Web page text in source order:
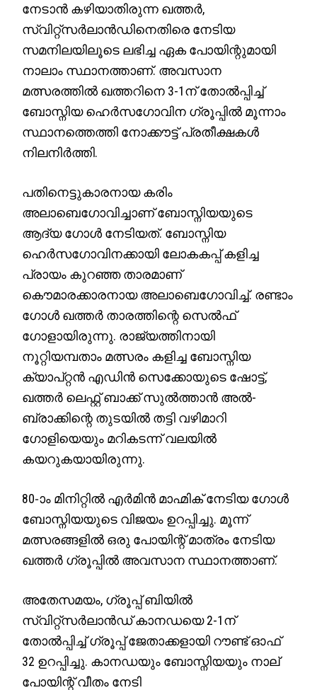
നേടാൻ കഴിയാതിരുന്ന ഖത്തർ,
സ്വിറ്റ്സർലാൻഡിനെതിരെ നേടിയ
സമനിലയിലൂടെ ലഭിച്ച ഏക പോയിന്റുമായി
നാലാം സ്ഥാനത്താണ്. അവസാന
മത്സരത്തിൽ ഖത്തറിനെ 3-1ന് തോൽപ്പിച്ച്
ബോസ്നിയ ഹെർസഗോവിന ഗ്രൂപ്പിൽ മൂന്നാം
സ്ഥാനത്തെത്തി നോക്കൗട്ട് പ്രതീക്ഷകൾ
നിലനിർത്തി.
പതിനെട്ടുകാരനായ കരിം
അലാബെഗോവിച്ചാണ് ബോസ്നിയയുടെ
ആദ്യ ഗോൾ നേടിയത്. ബോസ്നിയ
ഹെർസഗോവിനക്കായി ലോകകപ്പ് കളിച്ച
പ്രായം കുറഞ്ഞ താരമാണ്
കൌമാരക്കാരനായ അലാബെഗോവിച്ച്. രണ്ടാം
ഗോൾ ഖത്തർ താരത്തിന്റെ സെൽഫ്
ഗോളായിരുന്നു. രാജ്യത്തിനായി
നൂറ്റിയമ്പതാം മത്സരം കളിച്ച ബോസ്നിയ
ക്യാപ്റ്റൻ എഡിൻ സെക്കോയുടെ ഷോട്ട്,
ഖത്തർ ലെഫ്റ്റ് ബാക്ക് സുൽത്താൻ അൽ-
ബ്രാക്കിന്റെ തുടയിൽ തട്ടി വഴിമാറി
ഗോളിയെയും മറികടന്ന് വലയിൽ
കയറുകയായിരുന്നു.
80-ാം മിനിറ്റിൽ എർമിൻ മാഹ്മിക് നേടിയ ഗോൾ
ബോസ്നിയയുടെ വിജയം ഉറപ്പിച്ചു. മൂന്ന്
മത്സരങ്ങളിൽ ഒരു പോയിന്റ് മാത്രം നേടിയ
ഖത്തർ ഗ്രൂപ്പിൽ അവസാന സ്ഥാനത്താണ്.
അതേസമയം, ഗ്രൂപ്പ് ബിയിൽ
സ്വിറ്റ്സർലാൻഡ് കാനഡയെ 2-1ന്
തോൽപ്പിച്ച് ഗ്രൂപ്പ് ജേതാക്കളായി റൗണ്ട് ഓഫ്
32 ഉറപ്പിച്ചു. കാനഡയും ബോസ്നിയയും നാല്
പോയിന്റ് വീതം നേടി